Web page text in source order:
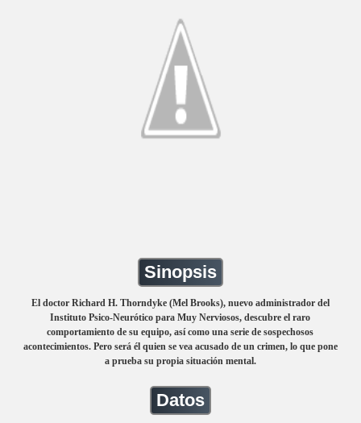
Sinopsis
El doctor Richard H. Thorndyke (Mel Brooks), nuevo administrador del
Instituto Psico-Neurótico para Muy Nerviosos, descubre el raro
comportamiento de su equipo, así como una serie de sospechosos
acontecimientos. Pero será él quien se vea acusado de un crimen, lo que pone
a prueba su propia situación mental.
Datos